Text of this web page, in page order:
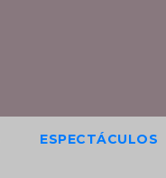
ESPECTÁCULOS